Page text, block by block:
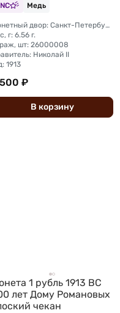
Медь
Монетный двор: Санкт-Петербургский монетный двор
г: 6.56 г.
шт: 26000008
Николай II
1913
₽
В корзину
1 рубль 1913 ВС
лет Дому Романовых
чекан